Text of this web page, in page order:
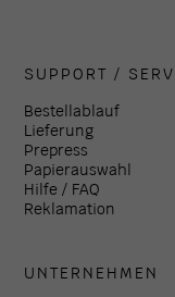
SUPPORT /
Bestellablauf
Lieferung
Prepress
Papierauswahl
Hilfe / FAQ
Reklamation
UNTERNEHMEN